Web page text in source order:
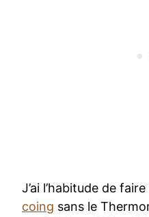
J’ai l’habitude de
coing sans le